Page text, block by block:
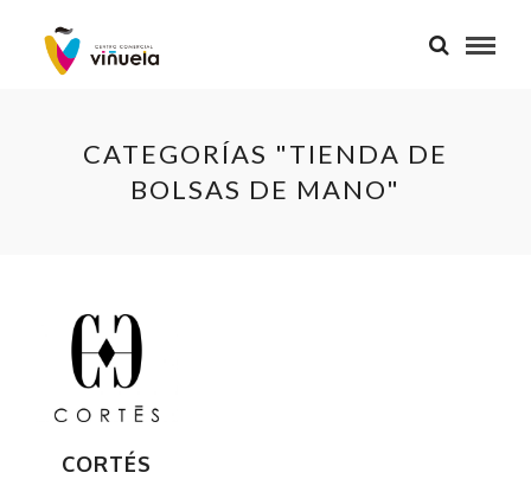
CATEGORÍAS "TIENDA DE
BOLSAS DE MANO"
CORTÉS